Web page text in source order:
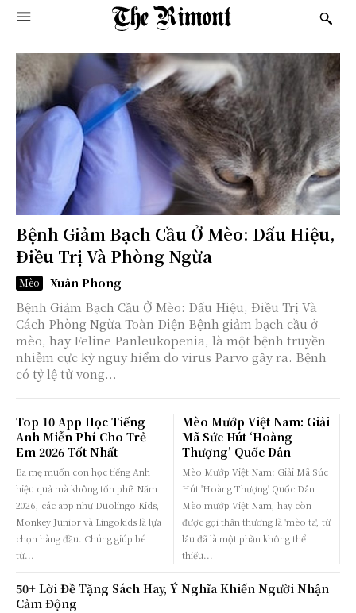
Bệnh Giảm Bạch Cầu Ở Mèo: Dấu Hiệu,
Điều Trị Và Phòng Ngừa
Mèo Xuân Phong
Bệnh Giảm Bạch Cầu Ở Mèo: Dấu Hiệu, Điều Trị Và
Cách Phòng Ngừa Toàn Diện Bệnh giảm bạch cầu ở
mèo, hay Feline Panleukopenia, là một bệnh truyền
nhiễm cực kỳ nguy hiểm do virus Parvo gây ra. Bệnh
có tỷ lệ tử vong...
Top 10 App Học Tiếng
Anh Miễn Phí Cho Trẻ
Em 2026 Tốt Nhất
Ba mẹ muốn con học tiếng Anh
hiệu quả mà không tốn phí? Năm
2026, các app như Duolingo Kids,
Monkey Junior và Lingokids là lựa
chọn hàng đầu. Chúng giúp bé
từ...
Mèo Mướp Việt Nam: Giải
Mã Sức Hút ‘Hoàng
Thượng’ Quốc Dân
Mèo Mướp Việt Nam: Giải Mã Sức
Hút 'Hoàng Thượng' Quốc Dân
Mèo mướp Việt Nam, hay còn
được gọi thân thương là 'mèo ta', từ
lâu đã là một phần không thể
thiếu...
50+ Lời Đề Tặng Sách Hay, Ý Nghĩa Khiến Người Nhận
Cảm Động